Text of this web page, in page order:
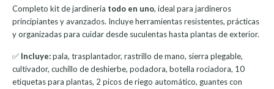
Completo kit de jardinería todo en uno, ideal para jardineros
principiantes y avanzados. Incluye herramientas resistentes, prácticas
y organizadas para cuidar desde suculentas hasta plantas de exterior.
✅ Incluye:pala, trasplantador, rastrillo de mano, sierra plegable,
cultivador, cuchillo de deshierbe, podadora, botella rociadora, 10
etiquetas para plantas, 2 picos de riego automático, guantes con